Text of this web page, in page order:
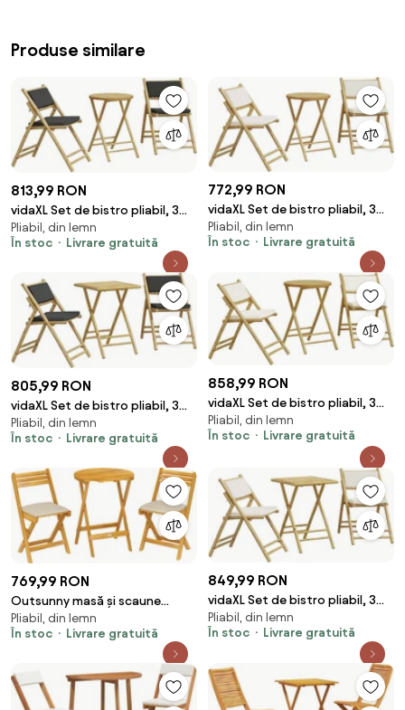
Produse similare
813,99 RON
vidaXL Set de bistro pliabil, 3
piese, cu perne gri închis,
bambus
Pliabil, din lemn
În stoc
Livrare gratuită
772,99 RON
vidaXL Set de bistro pliabil, 3
piese, cu perne alb crem,
bambus
Pliabil, din lemn
În stoc
Livrare gratuită
805,99 RON
vidaXL Set de bistro pliabil, 3
piese, cu perne gri închis,
bambus
Pliabil, din lemn
În stoc
Livrare gratuită
858,99 RON
vidaXL Set de bistro pliabil, 3
piese, cu perne alb crem,
bambus
Pliabil, din lemn
În stoc
Livrare gratuită
769,99 RON
Outsunny masă și scaune
pentru balcon, masă și scaune
pentru exterior, set masă și
scaune balcon, set bistro, set
balcon pliabil lemn masă și
scaune | Aosom Romania
Pliabil, din lemn
În stoc
Livrare gratuită
849,99 RON
vidaXL Set de bistro pliabil, 3
piese, cu perne alb crem,
bambus
Pliabil, din lemn
În stoc
Livrare gratuită